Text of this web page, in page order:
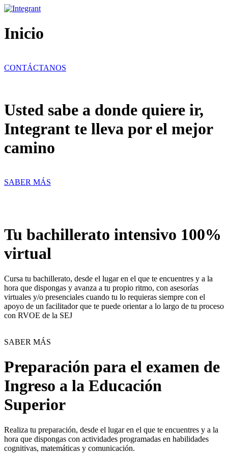
Ir
contenido
Inicio
CONTÁCTANOS
Usted sabe a donde quiere ir,
Integrant te lleva por el mejor
camino
SABER MÁS
Tu bachillerato intensivo 100%
virtual
Cursa tu bachillerato, desde el lugar en el que te encuentres y a la
hora que dispongas y avanza a tu propio ritmo, con asesorías
virtuales y/o presenciales cuando tu lo requieras siempre con el
apoyo de un facilitador que te puede orientar a lo largo de tu proceso
con RVOE de la SEJ
SABER MÁS
Preparación para el examen de
Ingreso a la Educación
Superior
Realiza tu preparación, desde el lugar en el que te encuentres y a la
hora que dispongas con actividades programadas en habilidades
cognitivas, matemáticas y comunicación.